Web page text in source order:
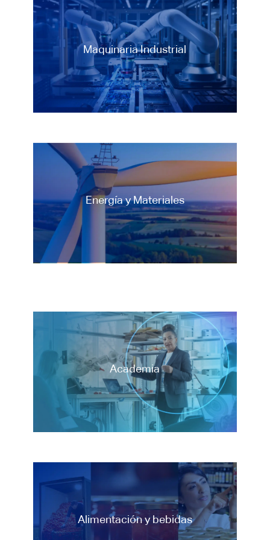
Maquinaria Industrial
Maquinaria Industrial
Energía y Materiales
Energía y Materiales
Academia
Academia
Alimentación y bebidas
Alimentación y bebidas